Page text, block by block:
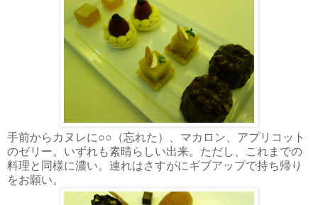
手前からカヌレに○○（忘れた）、マカロン、アプリコット
のゼリー。いずれも素晴らしい出来。ただし、これまでの
料理と同様に濃い。連れはさすがにギブアップで持ち帰り
をお願い。